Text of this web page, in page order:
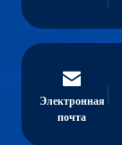
Электронная
почта